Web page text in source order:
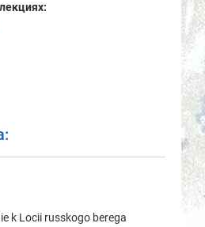
k Locii russkogo berega